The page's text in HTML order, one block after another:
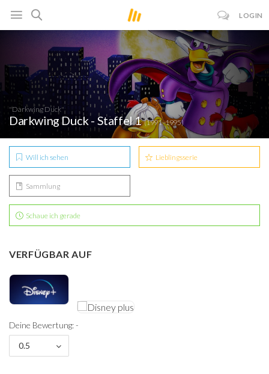
LOGIN
"Darkwing Duck"
Darkwing Duck - Staffel 1(1991–1995)
Will ich sehen Lieblingsserie
Sammlung
Schaue ich gerade
VERFÜGBAR AUF
Deine Bewertung: -
0.5